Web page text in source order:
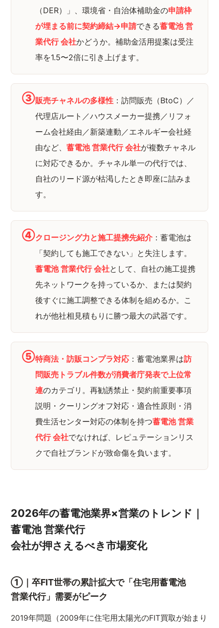
（DER）」、環境省・自治体補助金の申請枠
が埋まる前に契約締結→申請できる蓄電池 営
業代行 会社かどうか。補助金活用提案は受注
率を1.5〜2倍に引き上げます。
③販売チャネルの多様性 ：訪問販売（BtoC）／
代理店ルート／ハウスメーカー提携／リフォ
ーム会社経由／新築連動／エネルギー会社経
由など、蓄電池 営業代行 会社が複数チャネル
に対応できるか。チャネル単一の代行では、
自社のリード源が枯渇したとき即座に詰みま
す。
④クロージング力と施工提携先紹介 ：蓄電池は
「契約しても施工できない」と失注します。
蓄電池 営業代行 会社として、自社の施工提携
先ネットワークを持っているか、または契約
後すぐに施工調整できる体制を組めるか。こ
れが他社相見積もりに勝つ最大の武器です。
⑤特商法・訪販コンプラ対応 ：蓄電池業界は訪
問販売トラブル件数が消費者庁発表で上位常
連のカテゴリ。再勧誘禁止・契約前重要事項
説明・クーリングオフ対応・適合性原則・消
費生活センター対応の体制を持つ蓄電池 営業
代行 会社でなければ、レピュテーションリス
クで自社ブランドが致命傷を負います。
2026年の蓄電池業界×営業のトレンド｜
蓄電池 営業代行
会社が押さえるべき市場変化
①｜卒FIT世帯の累計拡大で「住宅用蓄電池
営業代行」需要がピーク
2019年問題（2009年に住宅用太陽光のFIT買取が始まり